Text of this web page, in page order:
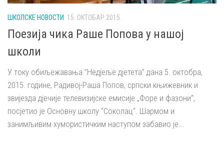
ШКОЛСКЕ НОВОСТИ 15. ОКТОБАР 2015.
Поезија чика Раше Попова у нашој
школи
У току обиљежавања ”Недјеље дјетета” дана 5. октобра,
2015. године, Радивој-Раша Попов, српски књижевник и
звијезда дјечије телевизијске емисије „Форе и фазони“,
посјетио је Основну школу “Соколац“. Шармом и
занимљивим хумористичким наступом забавио је...